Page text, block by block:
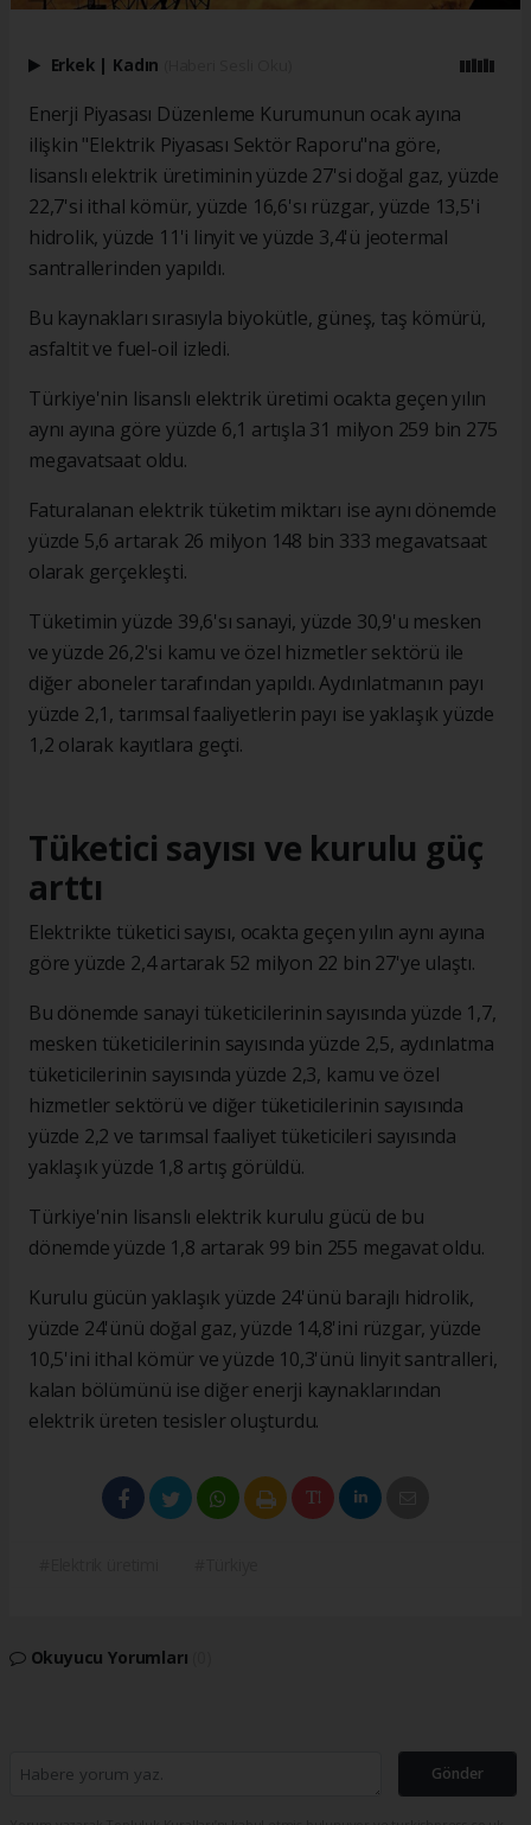
Erkek | Kadın
Enerji Piyasası Düzenleme Kurumunun ocak ayına
ilişkin "Elektrik Piyasası Sektör Raporu"na göre,
lisanslı elektrik üretiminin yüzde 27'si doğal gaz, yüzde
22,7'si ithal kömür, yüzde 16,6'sı rüzgar, yüzde 13,5'i
hidrolik, yüzde 11'i linyit ve yüzde 3,4'ü jeotermal
santrallerinden yapıldı.
Bu kaynakları sırasıyla biyokütle, güneş, taş kömürü,
asfaltit ve fuel-oil izledi.
Türkiye'nin lisanslı elektrik üretimi ocakta geçen yılın
aynı ayına göre yüzde 6,1 artışla 31 milyon 259 bin 275
megavatsaat oldu.
Faturalanan elektrik tüketim miktarı ise aynı dönemde
yüzde 5,6 artarak 26 milyon 148 bin 333 megavatsaat
olarak gerçekleşti.
Tüketimin yüzde 39,6'sı sanayi, yüzde 30,9'u mesken
ve yüzde 26,2'si kamu ve özel hizmetler sektörü ile
diğer aboneler tarafından yapıldı. Aydınlatmanın payı
yüzde 2,1, tarımsal faaliyetlerin payı ise yaklaşık yüzde
1,2 olarak kayıtlara geçti.
Tüketici sayısı ve kurulu güç
arttı
Elektrikte tüketici sayısı, ocakta geçen yılın aynı ayına
göre yüzde 2,4 artarak 52 milyon 22 bin 27'ye ulaştı.
Bu dönemde sanayi tüketicilerinin sayısında yüzde 1,7,
mesken tüketicilerinin sayısında yüzde 2,5, aydınlatma
tüketicilerinin sayısında yüzde 2,3, kamu ve özel
hizmetler sektörü ve diğer tüketicilerinin sayısında
yüzde 2,2 ve tarımsal faaliyet tüketicileri sayısında
yaklaşık yüzde 1,8 artış görüldü.
Türkiye'nin lisanslı elektrik kurulu gücü de bu
dönemde yüzde 1,8 artarak 99 bin 255 megavat oldu.
Kurulu gücün yaklaşık yüzde 24'ünü barajlı hidrolik,
yüzde 24'ünü doğal gaz, yüzde 14,8'ini rüzgar, yüzde
10,5'ini ithal kömür ve yüzde 10,3'ünü linyit santralleri,
kalan bölümünü ise diğer enerji kaynaklarından
elektrik üreten tesisler oluşturdu.
Okuyucu Yorumları
Gönder